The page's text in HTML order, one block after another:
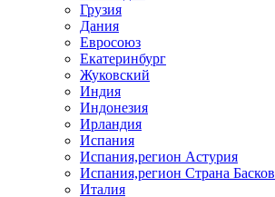
Грузия
Дания
Евросоюз
Екатеринбург
Жуковский
Индия
Индонезия
Ирландия
Испания
Испания,регион Астурия
Испания,регион Страна Басков
Италия